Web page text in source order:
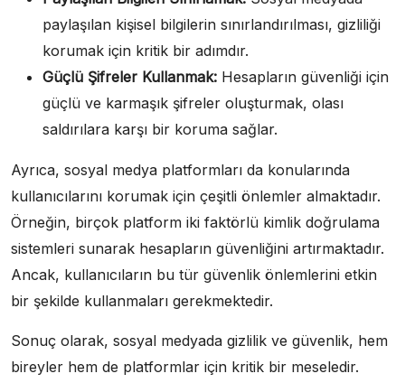
paylaşılan kişisel bilgilerin sınırlandırılması, gizliliği
korumak için kritik bir adımdır.
Güçlü Şifreler Kullanmak: Hesapların güvenliği için
güçlü ve karmaşık şifreler oluşturmak, olası
saldırılara karşı bir koruma sağlar.
Ayrıca, sosyal medya platformları da konularında
kullanıcılarını korumak için çeşitli önlemler almaktadır.
Örneğin, birçok platform iki faktörlü kimlik doğrulama
sistemleri sunarak hesapların güvenliğini artırmaktadır.
Ancak, kullanıcıların bu tür güvenlik önlemlerini etkin
bir şekilde kullanmaları gerekmektedir.
Sonuç olarak, sosyal medyada gizlilik ve güvenlik, hem
bireyler hem de platformlar için kritik bir meseledir.